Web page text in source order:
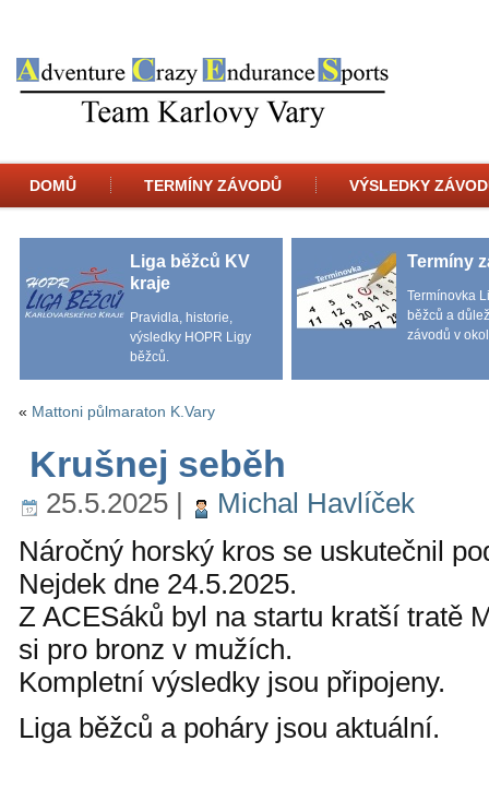
DOMŮ TERMÍNY ZÁVODŮ VÝSLEDKY
Liga běžců KV
kraje
Pravidla, historie,
výsledky HOPR Ligy
běžců.
Termíny
Termínovka
běžců a
závodů v
« Mattoni půlmaraton K.Vary
Krušnej seběh
25.5.2025 |
Michal Havlíček
Náročný horský kros se uskutečnil
Nejdek dne 24.5.2025.
Z ACESáků byl na startu kratší tratě
si pro bronz v mužích.
Kompletní výsledky jsou připojeny.
Liga běžců a poháry jsou aktuální.